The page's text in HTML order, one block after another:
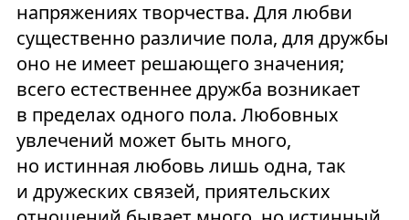
напряжениях творчества. Для любви
существенно различие пола, для дружбы
оно не имеет решающего значения;
всего естественнее дружба возникает
в пределах одного пола. Любовных
увлечений может быть много,
но истинная любовь лишь одна, так
и дружеских связей, приятельских